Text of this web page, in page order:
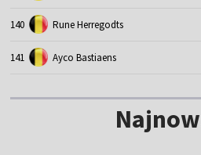
140 Rune Herregodts
141 Ayco Bastiaens